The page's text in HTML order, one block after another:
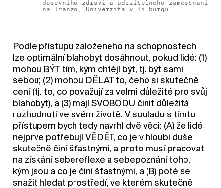
duševního zdraví a udržitelného zaměstnání
na Tranzo, Univerzita v Tilburgu
Podle přístupu založeného na schopnostech
lze optimální blahobyt dosáhnout, pokud lidé: (1)
mohou BÝT tím, kým chtějí být, tj. být sami
sebou; (2) mohou DĚLAT to, čeho si skutečně
cení (tj. to, co považují za velmi důležité pro svůj
blahobyt), a (3) mají SVOBODU činit důležitá
rozhodnutí ve svém životě. V souladu s tímto
přístupem bych tedy navrhl dvě věci: (A) že lidé
nejprve potřebují VĚDĚT, co je v hloubi duše
skutečně činí šťastnými, a proto musí pracovat
na získání sebereflexe a sebepoznání toho,
kým jsou a co je činí šťastnými, a (B) poté se
snažit hledat prostředí, ve kterém skutečně